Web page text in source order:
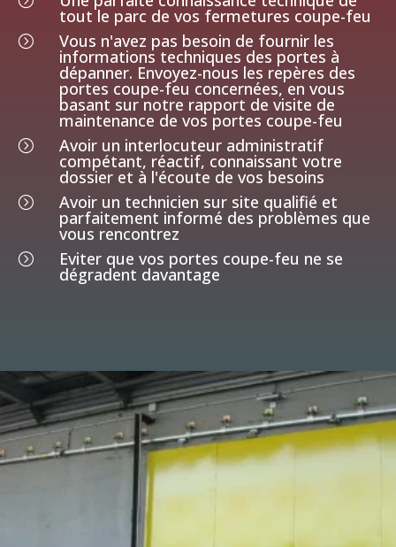
tout le parc de vos fermetures coupe-feu
= Vous n'avez pas besoin de fournir les
informations techniques des portes à
dépanner. Envoyez-nous les repères des
portes coupe-feu concernées, en vous
basant sur notre rapport de visite de
maintenance de vos portes coupe-feu
= Avoir un interlocuteur administratif
compétant, réactif, connaissant votre
dossier et à l'écoute de vos besoins
= Avoir un technicien sur site qualifié et
parfaitement informé des problèmes que
vous rencontrez
= Eviter que vos portes coupe-feu ne se
dégradent davantage